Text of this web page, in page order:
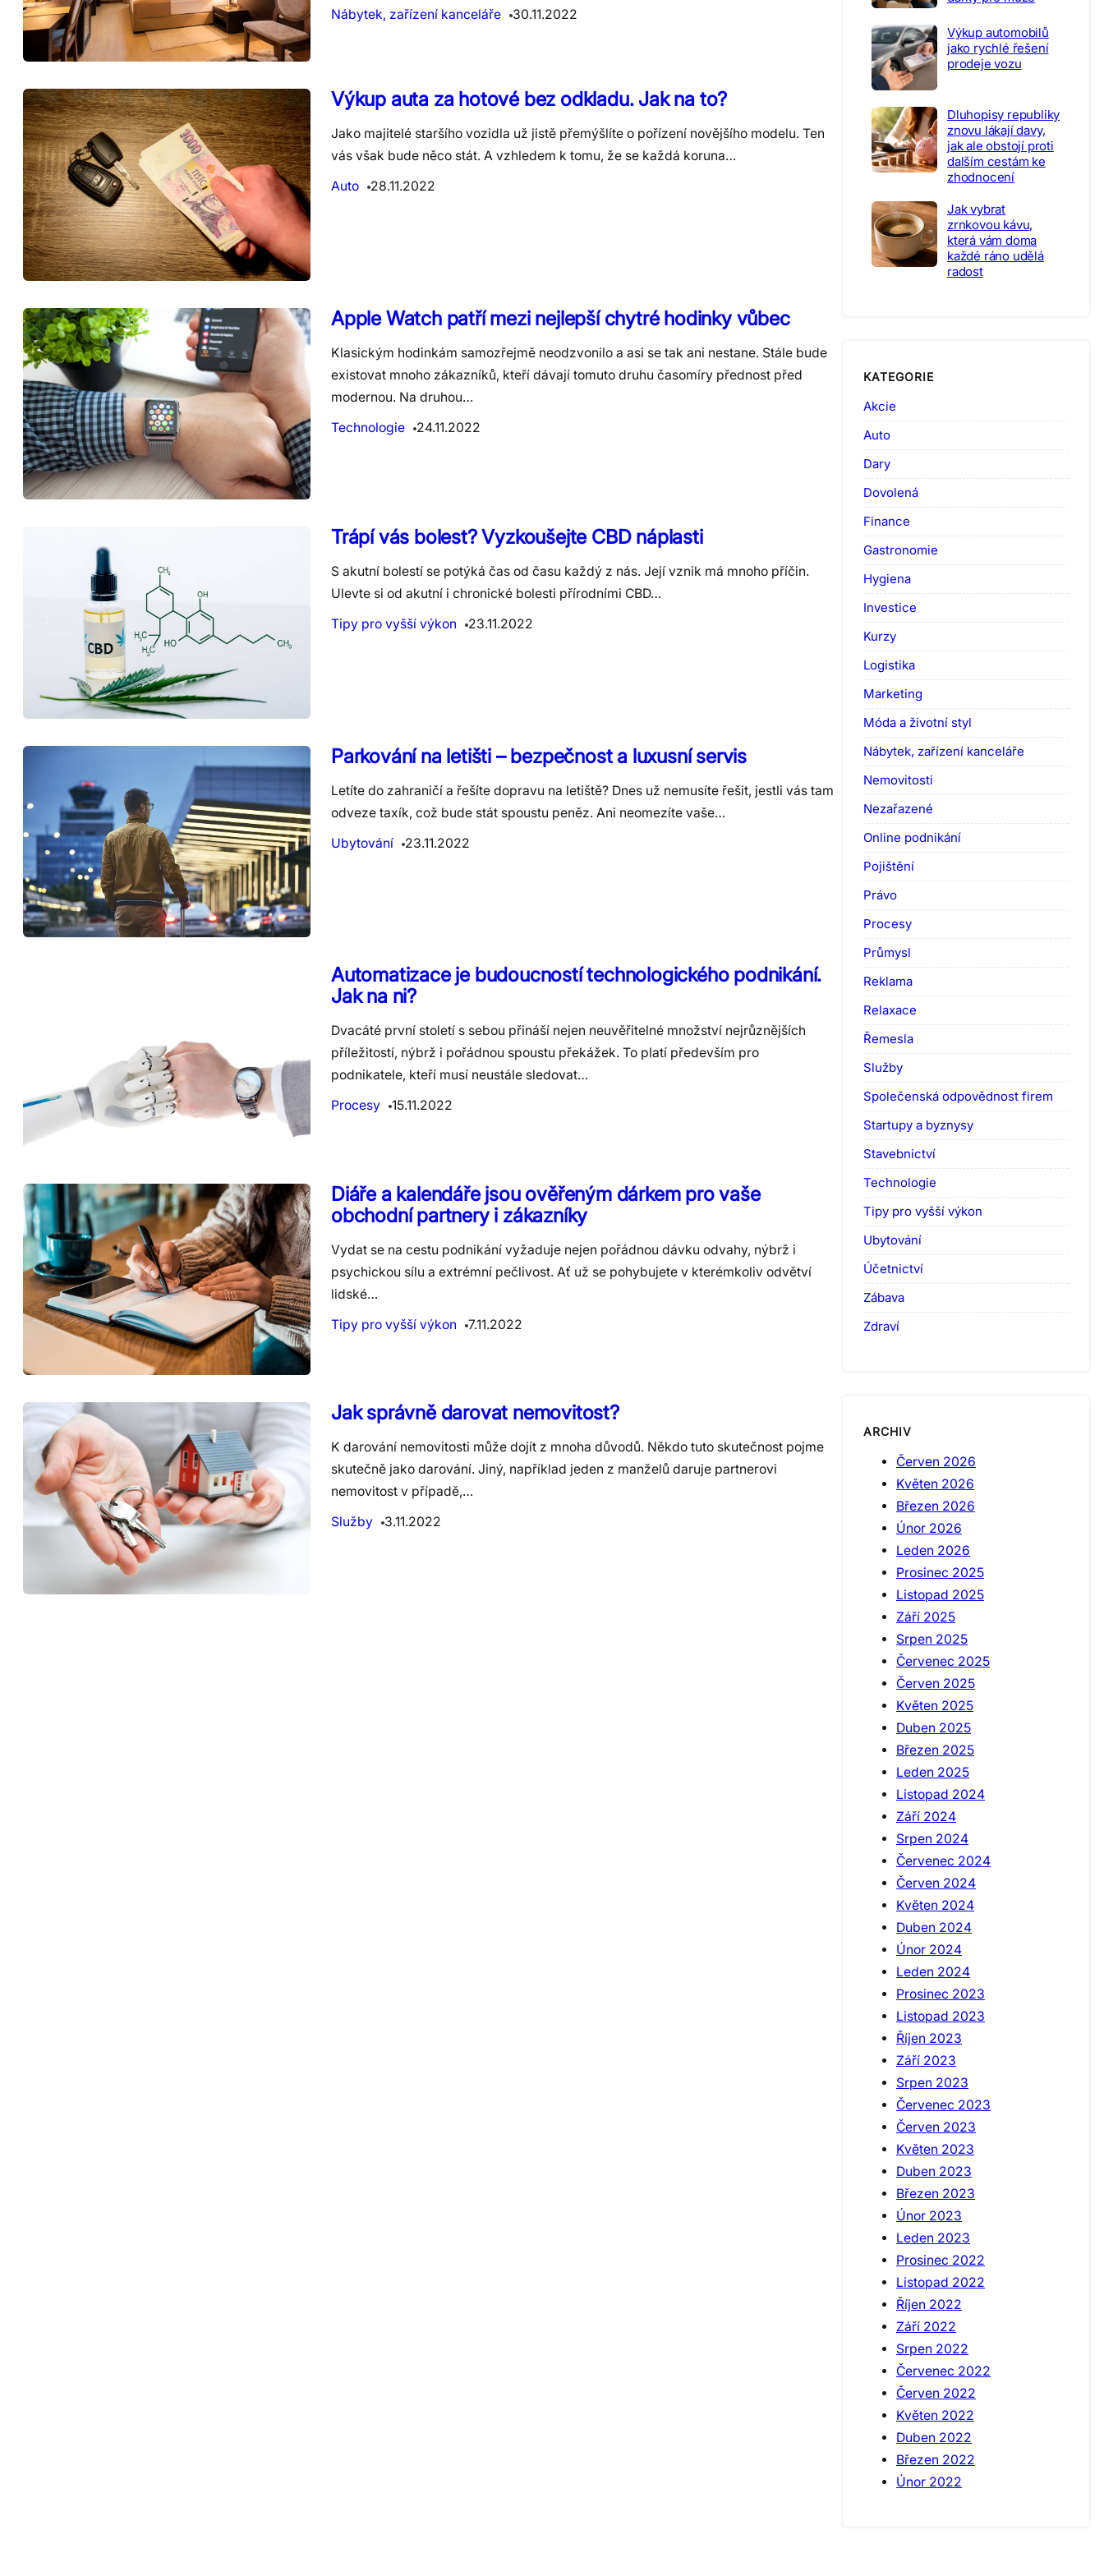
Nábytek, zařízení kanceláře
30.11.2022
Výkup auta za hotové bez odkladu. Jak na to?
Jako majitelé staršího vozidla už jistě přemýšlíte o pořízení novějšího modelu. Ten
vás však bude něco stát. A vzhledem k tomu, že se každá koruna…
Auto
28.11.2022
Apple Watch patří mezi nejlepší chytré hodinky vůbec
Klasickým hodinkám samozřejmě neodzvonilo a asi se tak ani nestane. Stále bude
existovat mnoho zákazníků, kteří dávají tomuto druhu časomíry přednost před
modernou. Na druhou…
Technologie
24.11.2022
Trápí vás bolest? Vyzkoušejte CBD náplasti
S akutní bolestí se potýká čas od času každý z nás. Její vznik má mnoho příčin.
Ulevte si od akutní i chronické bolesti přírodními CBD…
Tipy pro vyšší výkon
23.11.2022
Parkování na letišti – bezpečnost a luxusní servis
Letíte do zahraničí a řešíte dopravu na letiště? Dnes už nemusíte řešit, jestli vás tam
odveze taxík, což bude stát spoustu peněz. Ani neomezíte vaše…
Ubytování
23.11.2022
Automatizace je budoucností technologického podnikání.
Jak na ni?
Dvacáté první století s sebou přináší nejen neuvěřitelné množství nejrůznějších
příležitostí, nýbrž i pořádnou spoustu překážek. To platí především pro
podnikatele, kteří musí neustále sledovat…
Procesy
15.11.2022
Diáře a kalendáře jsou ověřeným dárkem pro vaše
obchodní partnery i zákazníky
Vydat se na cestu podnikání vyžaduje nejen pořádnou dávku odvahy, nýbrž i
psychickou sílu a extrémní pečlivost. Ať už se pohybujete v kterémkoliv odvětví
lidské…
Tipy pro vyšší výkon
7.11.2022
Jak správně darovat nemovitost?
K darování nemovitosti může dojít z mnoha důvodů. Někdo tuto skutečnost pojme
skutečně jako darování. Jiný, například jeden z manželů daruje partnerovi
nemovitost v případě,…
Služby
3.11.2022
Výkup automobilů
jako rychlé řešení
prodeje vozu
Dluhopisy republiky
znovu lákají davy,
jak ale obstojí proti
dalším cestám ke
zhodnocení
Jak vybrat
zrnkovou kávu,
která vám doma
každé ráno udělá
radost
KATEGORIE
Akcie
Auto
Dary
Dovolená
Finance
Gastronomie
Hygiena
Investice
Kurzy
Logistika
Marketing
Móda a životní styl
Nábytek, zařízení kanceláře
Nemovitosti
Nezařazené
Online podnikání
Pojištění
Právo
Procesy
Průmysl
Reklama
Relaxace
Řemesla
Služby
Společenská odpovědnost firem
Startupy a byznysy
Stavebnictví
Technologie
Tipy pro vyšší výkon
Ubytování
Účetnictví
Zábava
Zdraví
ARCHIV
Červen 2026
Květen 2026
Březen 2026
Únor 2026
Leden 2026
Prosinec 2025
Listopad 2025
Září 2025
Srpen 2025
Červenec 2025
Červen 2025
Květen 2025
Duben 2025
Březen 2025
Leden 2025
Listopad 2024
Září 2024
Srpen 2024
Červenec 2024
Červen 2024
Květen 2024
Duben 2024
Únor 2024
Leden 2024
Prosinec 2023
Listopad 2023
Říjen 2023
Září 2023
Srpen 2023
Červenec 2023
Červen 2023
Květen 2023
Duben 2023
Březen 2023
Únor 2023
Leden 2023
Prosinec 2022
Listopad 2022
Říjen 2022
Září 2022
Srpen 2022
Červenec 2022
Červen 2022
Květen 2022
Duben 2022
Březen 2022
Únor 2022